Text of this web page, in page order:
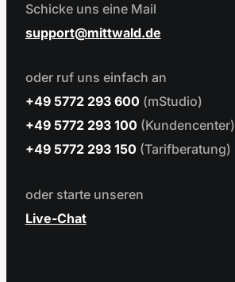
Schicke uns eine Mail
support
mittwald.de
oder ruf uns einfach an
+49 5772 293 600 (mStudio)
+49 5772 293 100 (Kundencenter)
+49 5772 293 150 (Tarifberatung)
oder starte unseren
Live-Chat